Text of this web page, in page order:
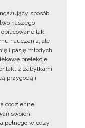
sposób
naszego
tak,
nauczania, ale
i pasję młodych
prelekcje,
z zabytkami
przygodą i
codzienne
swoich
pełnego wiedzy i